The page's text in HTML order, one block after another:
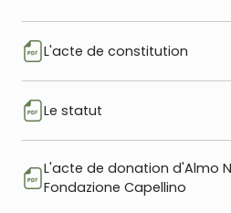
L'acte de constitution
Le statut
L'acte de donation d'Almo
Fondazione Capellino